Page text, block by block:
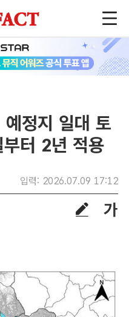
정지 일대 토
터 2년 적용
입력: 2026.07.09 17:12